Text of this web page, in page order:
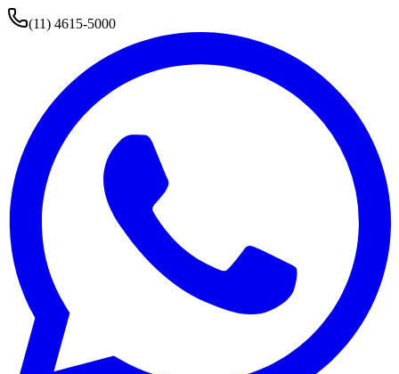
(11) 4615-5000